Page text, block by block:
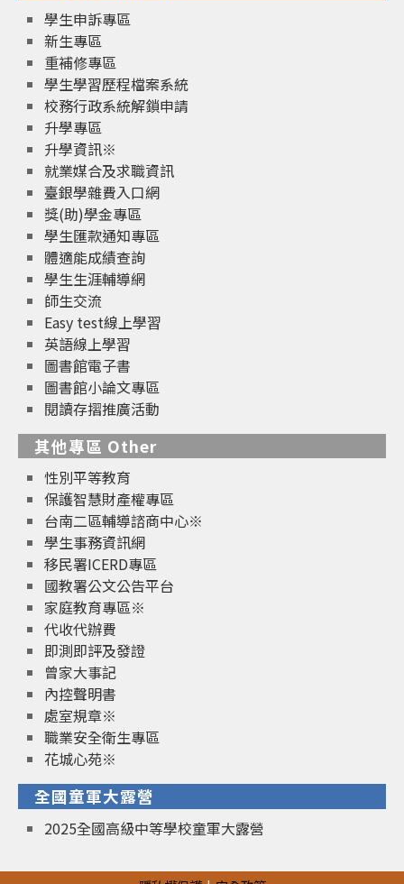
學生申訴專區
新生專區
重補修專區
學生學習歷程檔案系統
校務行政系統解鎖申請
升學專區
升學資訊※
就業媒合及求職資訊
臺銀學雜費入口網
獎(助)學金專區
學生匯款通知專區
體適能成績查詢
學生生涯輔導網
師生交流
Easy test線上學習
英語線上學習
圖書館電子書
圖書館小論文專區
閱讀存摺推廣活動
其他專區 Other
性別平等教育
保護智慧財產權專區
台南二區輔導諮商中心※
學生事務資訊網
移民署ICERD專區
國教署公文公告平台
家庭教育專區※
代收代辦費
即測即評及發證
曾家大事記
內控聲明書
處室規章※
職業安全衛生專區
花城心苑※
全國童軍大露營
2025全國高級中等學校童軍大露營